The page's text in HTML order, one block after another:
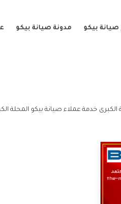
بيكو مدونة صيانة بيكو
الكبرى خدمة عملاء صيانة بيكو المحلة